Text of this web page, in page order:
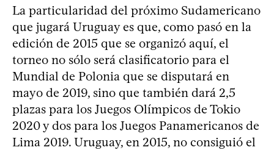
La particularidad del próximo Sudamericano
que jugará Uruguay es que, como pasó en la
edición de 2015 que se organizó aquí, el
torneo no sólo será clasificatorio para el
Mundial de Polonia que se disputará en
mayo de 2019, sino que también dará 2,5
plazas para los Juegos Olímpicos de Tokio
2020 y dos para los Juegos Panamericanos de
Lima 2019. Uruguay, en 2015, no consiguió el